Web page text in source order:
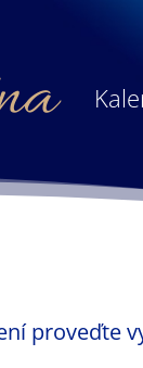
proveďte